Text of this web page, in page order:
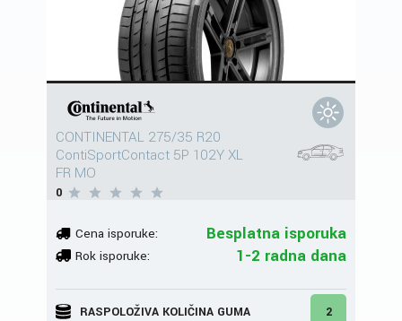
CONTINENTAL 275/35 R20
ContiSportContact 5P 102Y XL
FR MO
0
Cena isporuke: Besplatna isporuka
Rok isporuke: 1-2 radna dana
RASPOLOŽIVA KOLIČINA GUMA 2